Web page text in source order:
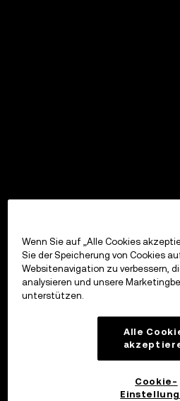
Wenn Sie auf „Alle Cookies
Sie der Speicherung von Cookies
Websitenavigation zu verbessern,
analysieren und unsere
unterstützen.
Alle
Cookie-